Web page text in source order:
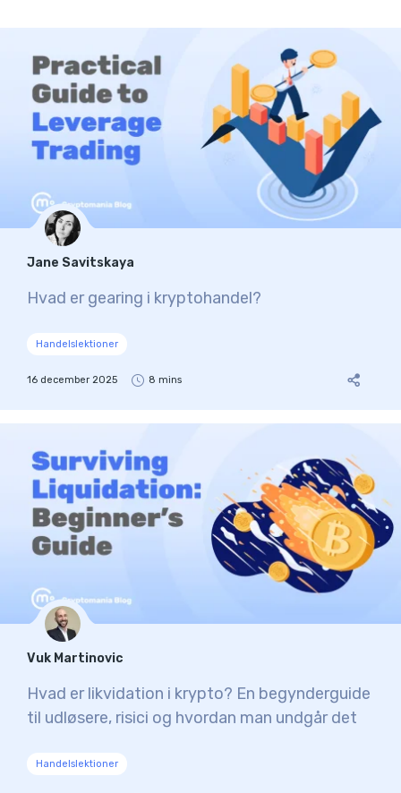
Jane Savitskaya
Hvad er gearing i kryptohandel?
Handelslektioner
16 december 2025 8 mins
Vuk Martinovic
Hvad er likvidation i krypto? En begynderguide
til udløsere, risici og hvordan man undgår det
Handelslektioner